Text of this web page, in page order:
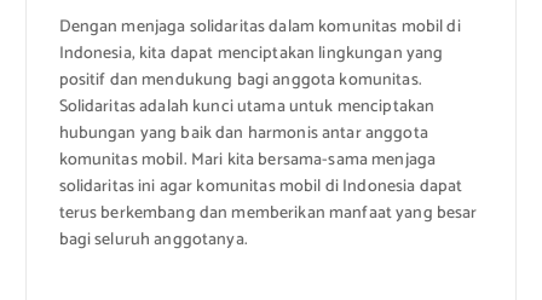
Dengan menjaga solidaritas dalam komunitas mobil di
Indonesia, kita dapat menciptakan lingkungan yang
positif dan mendukung bagi anggota komunitas.
Solidaritas adalah kunci utama untuk menciptakan
hubungan yang baik dan harmonis antar anggota
komunitas mobil. Mari kita bersama-sama menjaga
solidaritas ini agar komunitas mobil di Indonesia dapat
terus berkembang dan memberikan manfaat yang besar
bagi seluruh anggotanya.